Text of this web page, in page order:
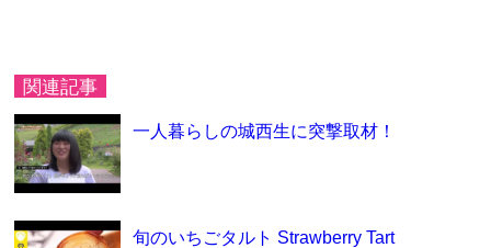
関連記事
一人暮らしの城西生に突撃取材！
旬のいちごタルト Strawberry Tart